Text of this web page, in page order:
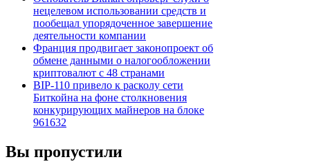
нецелевом использовании средств и
пообещал упорядоченное завершение
деятельности компании
Франция продвигает законопроект об
обмене данными о налогообложении
криптовалют с 48 странами
BIP-110 привело к расколу сети
Биткойна на фоне столкновения
конкурирующих майнеров на блоке
961632
Вы пропустили